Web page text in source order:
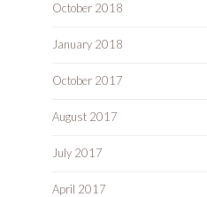
October 2018
January 2018
October 2017
August 2017
July 2017
April 2017